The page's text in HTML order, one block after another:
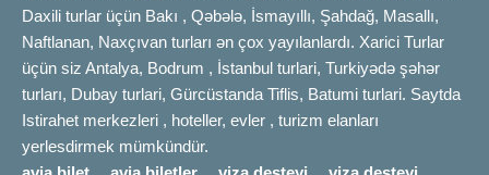
Daxili turlar üçün Bakı , Qəbələ, İsmayıllı, Şahdağ, Masallı,
Naftlanan, Naxçıvan turları ən çox yayılanlardı. Xarici Turlar
üçün siz Antalya, Bodrum , İstanbul turlari, Turkiyədə şəhər
turları, Dubay turlari, Gürcüstanda Tiflis, Batumi turlari. Saytda
Istirahet merkezleri , hoteller, evler , turizm elanları
yerlesdirmek mümkündür.